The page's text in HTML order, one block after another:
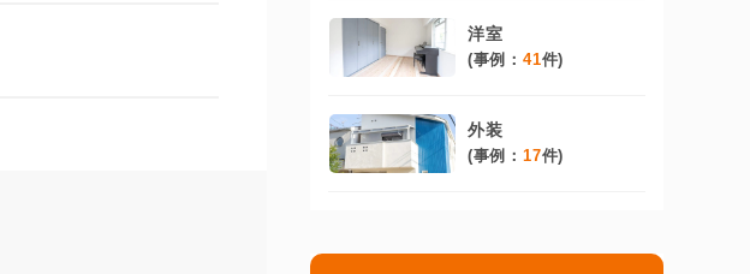
洋室
(事例： 41件)
外装
(事例： 17件)